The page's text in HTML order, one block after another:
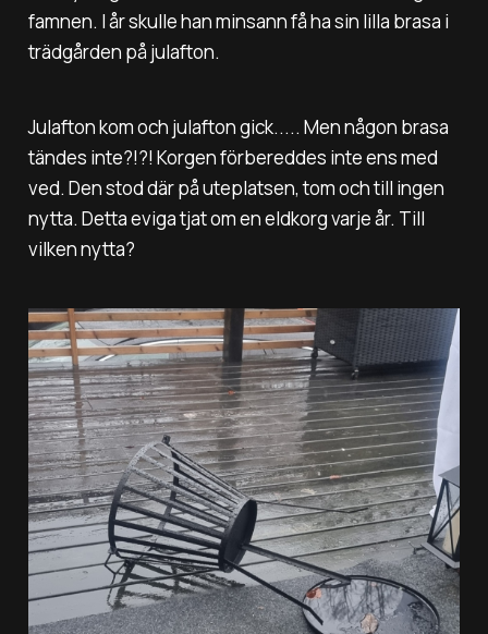
famnen. I år skulle han minsann få ha sin lilla brasa i
trädgården på julafton.
Julafton kom och julafton gick..... Men någon brasa
tändes inte?!?! Korgen förbereddes inte ens med
ved. Den stod där på uteplatsen, tom och till ingen
nytta. Detta eviga tjat om en eldkorg varje år. Till
vilken nytta?